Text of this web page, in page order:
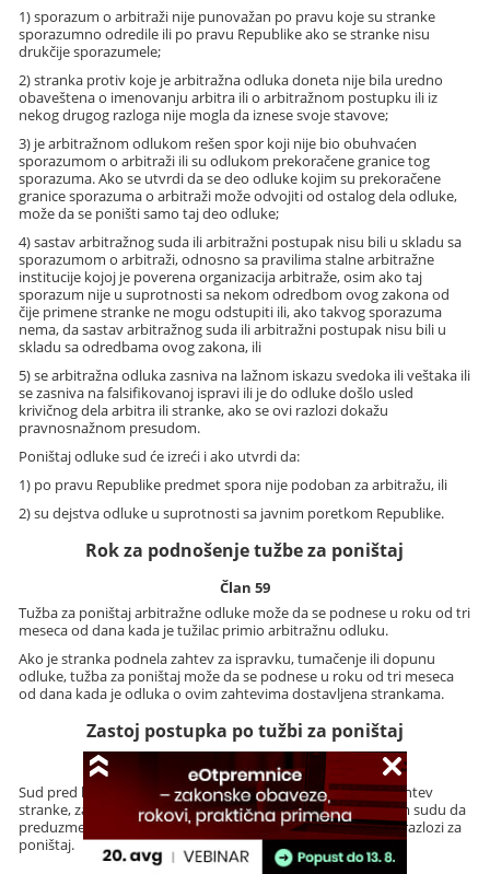
1) sporazum o arbitraži nije punovažan po pravu koje su stranke
sporazumno odredile ili po pravu Republike ako se stranke nisu
drukčije sporazumele;
2) stranka protiv koje je arbitražna odluka doneta nije bila uredno
obaveštena o imenovanju arbitra ili o arbitražnom postupku ili iz
nekog drugog razloga nije mogla da iznese svoje stavove;
3) je arbitražnom odlukom rešen spor koji nije bio obuhvaćen
sporazumom o arbitraži ili su odlukom prekoračene granice tog
sporazuma. Ako se utvrdi da se deo odluke kojim su prekoračene
granice sporazuma o arbitraži može odvojiti od ostalog dela odluke,
može da se poništi samo taj deo odluke;
4) sastav arbitražnog suda ili arbitražni postupak nisu bili u skladu sa
sporazumom o arbitraži, odnosno sa pravilima stalne arbitražne
institucije kojoj je poverena organizacija arbitraže, osim ako taj
sporazum nije u suprotnosti sa nekom odredbom ovog zakona od
čije primene stranke ne mogu odstupiti ili, ako takvog sporazuma
nema, da sastav arbitražnog suda ili arbitražni postupak nisu bili u
skladu sa odredbama ovog zakona, ili
5) se arbitražna odluka zasniva na lažnom iskazu svedoka ili veštaka ili
se zasniva na falsifikovanoj ispravi ili je do odluke došlo usled
krivičnog dela arbitra ili stranke, ako se ovi razlozi dokažu
pravnosnažnom presudom.
Poništaj odluke sud će izreći i ako utvrdi da:
1) po pravu Republike predmet spora nije podoban za arbitražu, ili
2) su dejstva odluke u suprotnosti sa javnim poretkom Republike.
Rok za podnošenje tužbe za poništaj
Član 59
Tužba za poništaj arbitražne odluke može da se podnese u roku od tri
meseca od dana kada je tužilac primio arbitražnu odluku.
Ako je stranka podnela zahtev za ispravku, tumačenje ili dopunu
odluke, tužba za poništaj može da se podnese u roku od tri meseca
od dana kada je odluka o ovim zahtevima dostavljena strankama.
Zastoj postupka po tužbi za poništaj
Član 60
Sud pred kojim je podneta tužba za poništaj može da, na zahtev
stranke, zastane sa postupkom da bi omogućio arbitražnom sudu da
preduzme radnje koje oceni kao potrebne da bi se otklonili razlozi za
poništaj.